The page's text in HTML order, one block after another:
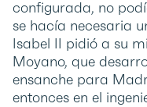
configurada, no
se hacía necesaria
Isabel II pidió a su
Moyano, que
ensanche para
entonces en el